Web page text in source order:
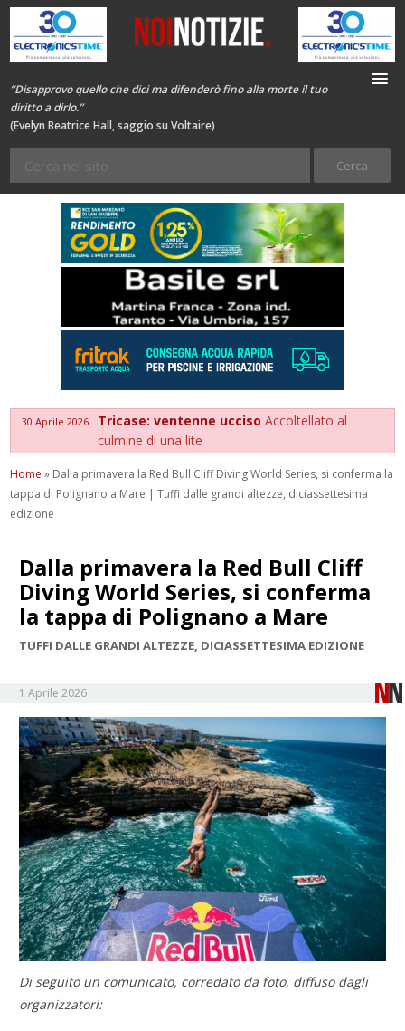
“Disapprovo quello che dici ma difenderò fino alla morte il tuo
diritto a dirlo.”
(Evelyn Beatrice Hall, saggio su Voltaire)
30 Aprile 2026 Tricase: ventenne uccisoAccoltellato al
culmine di una lite
Home » Dalla primavera la Red Bull Cliff Diving World Series, si conferma la
tappa di Polignano a Mare | Tuffi dalle grandi altezze, diciassettesima
edizione
Dalla primavera la Red Bull Cliff
Diving World Series, si conferma
la tappa di Polignano a Mare
TUFFI DALLE GRANDI ALTEZZE, DICIASSETTESIMA EDIZIONE
1 Aprile 2026
Di seguito un comunicato, corredato da foto, diffuso dagli
organizzatori: